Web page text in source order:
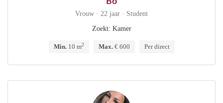
Vrouw · 22 jaar · Student
Zoekt: Kamer
Min.10 m2 Max.€ 600 Per direct